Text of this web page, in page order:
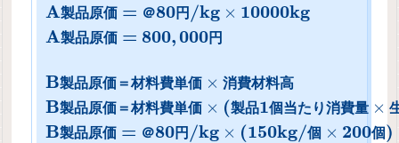
A製品原価 = ＠80円 /kg × 10000kg
A製品原価 = 800,000円
B製品原価＝材料費単価 × 消費材料高
B製品原価＝材料費単価 × (製品1個当た り消費量 ×
B製品原価 = ＠80円 /kg × (150kg/個 × 200個)